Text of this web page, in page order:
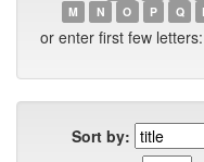
M
N O P Q
or enter first few letters:
Sort by: